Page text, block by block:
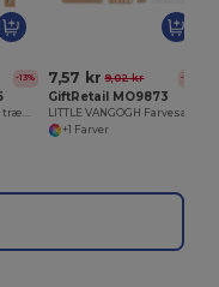
-13% 7,57 kr 9,02 kr -16%
GiftRetail MO9873
LITTLE VANGOGH Farvesæt
+1 Farver